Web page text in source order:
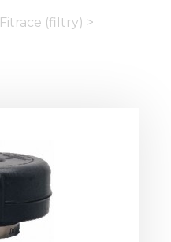
Fitrace (filtry) >